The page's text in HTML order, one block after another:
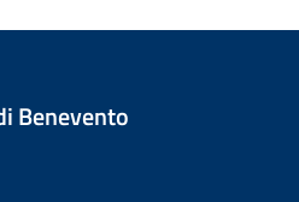
Benevento